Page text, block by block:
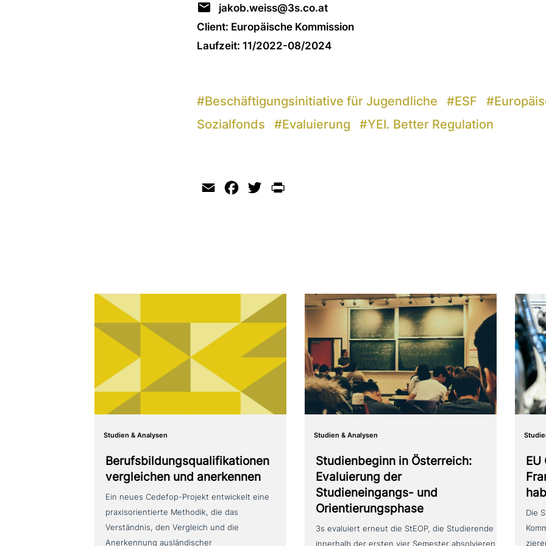
jakob.weiss@3s.co.at
Client: Europäische Kommission
Laufzeit: 11/2022-08/2024
#Beschäftigungsinitiative für Jugendliche #ESF #
Sozialfonds
#Evaluierung #YEI. Better Regulation
Email Facebook
Twitter
Studien & Analysen
Berufsbildungsqualifikationen
ver­glei­chen und anerkennen
Ein neues Cedefop-Projekt ent­wickelt eine
pra­xis­ori­en­tier­te Methodik, die das
Verständnis, den Vergleich und die
Anerkennung aus­län­di­scher
Studien & Analysen
Studienbeginn in Österreich:
Evaluierung der
Studieneingangs- und
Orientierungsphase
3s evaluiert erneut die StEOP, die Studierende
innerhalb der ersten vier Semester absol­vie­ren
EU
Die